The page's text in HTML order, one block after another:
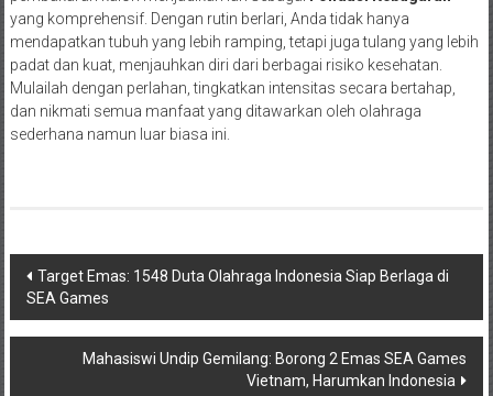
yang komprehensif. Dengan rutin berlari, Anda tidak hanya
mendapatkan tubuh yang lebih ramping, tetapi juga tulang yang lebih
padat dan kuat, menjauhkan diri dari berbagai risiko kesehatan.
Mulailah dengan perlahan, tingkatkan intensitas secara bertahap,
dan nikmati semua manfaat yang ditawarkan oleh olahraga
sederhana namun luar biasa ini.
Navigasi
pos
Target Emas: 1548 Duta Olahraga Indonesia Siap Berlaga di
SEA Games
Mahasiswi Undip Gemilang: Borong 2 Emas SEA Games
Vietnam, Harumkan Indonesia